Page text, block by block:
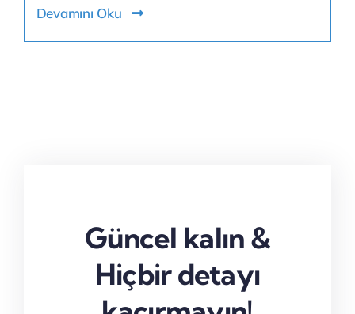
Devamını Oku
Güncel kalın &
Hiçbir detayı